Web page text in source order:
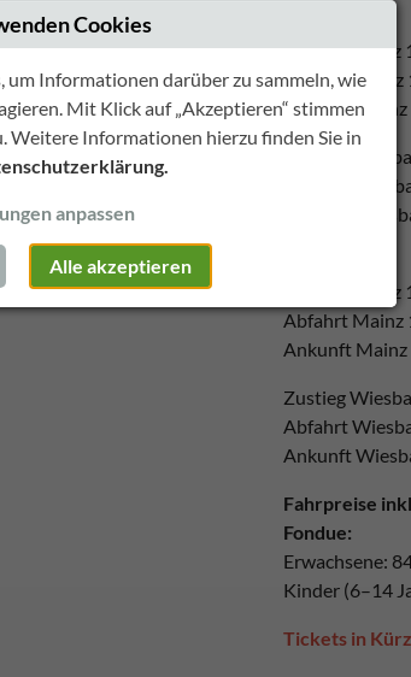
Zustieg Mainz
Abfahrt Mainz
Ankunft
Zustieg
Abfahrt
Ankunft
Zustieg
Abfahrt Mainz
Ankunft
Zustieg
Abfahrt
Ankunft
Fahrpreise
Fondue:
Erwachsene:
Kinder (6–14
Tickets in
Cookies
Informationen darüber zu sammeln, wie
Mit Klick auf „Akzeptieren“ stimmen
Weitere Informationen hierzu finden Sie in
anpassen
Alle akzeptieren